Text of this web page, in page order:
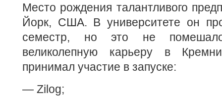
Место рождения талантливого
Йорк, США. В университете он
семестр, но это не
великолепную карьеру в
принимал участие в запуске:
— Zilog;